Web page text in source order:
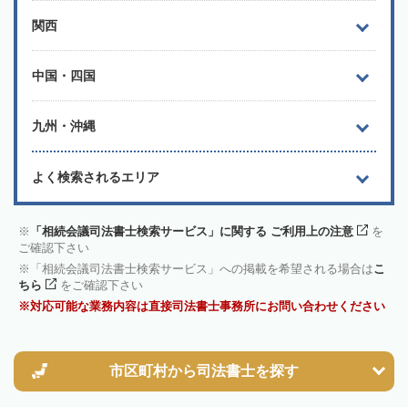
関西
中国・四国
九州・沖縄
よく検索されるエリア
「相続会議司法書士検索サービス」に関する ご利用上の注意
を
ご確認下さい
「相続会議司法書士検索サービス」への掲載を希望される場合はこ
ちら
をご確認下さい
対応可能な業務内容は直接司法書士事務所にお問い合わせください
市区町村から司法書士を探す